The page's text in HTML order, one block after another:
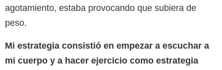
agotamiento, estaba provocando que subiera de
peso.
Mi estrategia consistió en empezar a escuchar a
mi cuerpo y a hacer ejercicio como estrategia